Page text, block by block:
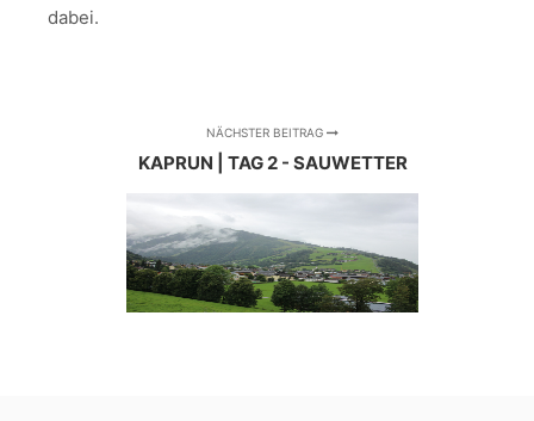
dabei.
NÄCHSTER BEITRAG
KAPRUN | TAG 2 - SAUWETTER